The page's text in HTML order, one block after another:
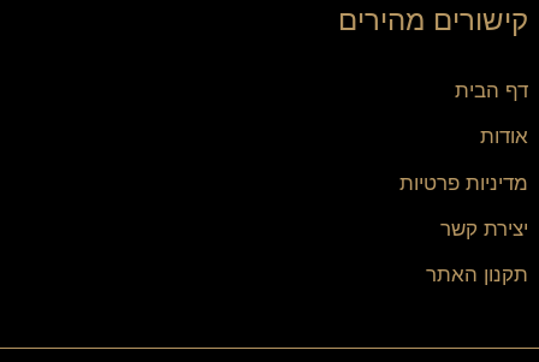
קישורים מהירים
דף הבית
אודות
מדיניות פרטיות
יצירת קשר
תקנון האתר